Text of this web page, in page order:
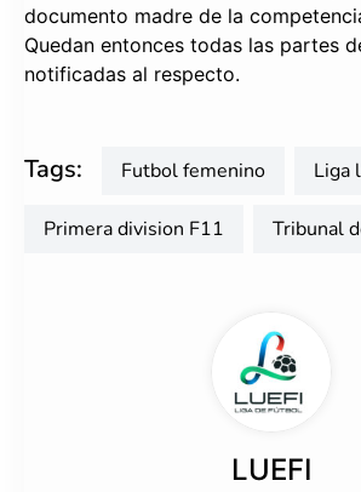
documento madre de la
Quedan entonces todas las partes
notificadas al respecto.
Tags: futbol femenino liga
primera division F11 tribunal
LUEFI